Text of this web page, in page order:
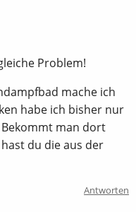
Problem!
mache ich
habe ich bisher nur
man dort
du die aus der
Antworten